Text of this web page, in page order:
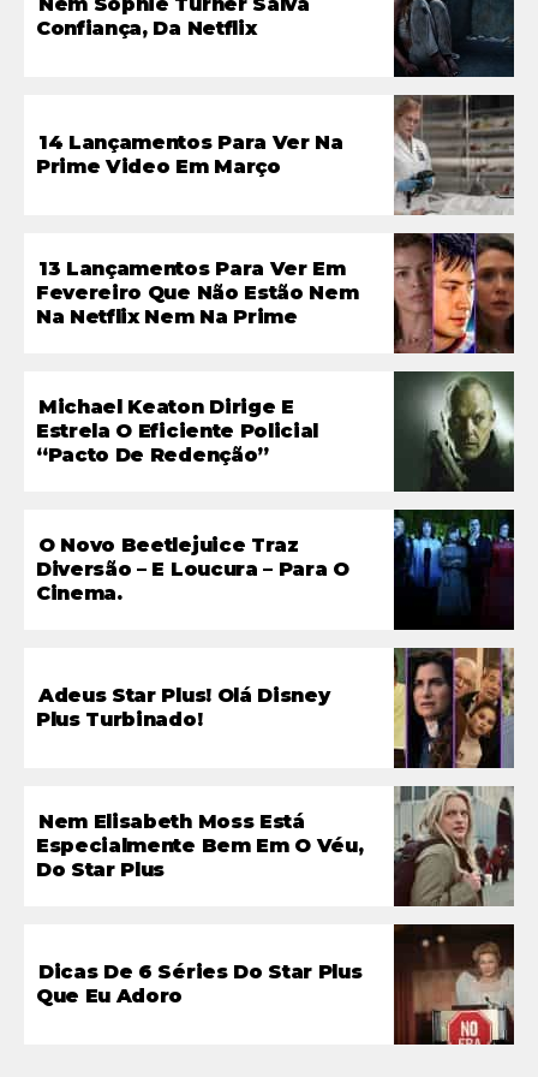
Confiança, Da Netflix
14 Lançamentos Para Ver Na
Prime Video Em Março
13 Lançamentos Para Ver Em
Fevereiro Que Não Estão Nem
Na Netflix Nem Na Prime
Michael Keaton Dirige E
Estrela O Eficiente Policial
“Pacto De Redenção”
O Novo Beetlejuice Traz
Diversão – E Loucura – Para O
Cinema.
Adeus Star Plus! Olá Disney
Plus Turbinado!
Nem Elisabeth Moss Está
Especialmente Bem Em O Véu,
Do Star Plus
Dicas De 6 Séries Do Star Plus
Que Eu Adoro